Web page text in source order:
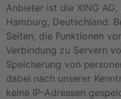
Anbieter ist die XING
Hamburg, Deutschland.
Seiten, die Funktionen
Verbindung zu Servern
Speicherung von
dabei nach unserer
keine IP-Adressen